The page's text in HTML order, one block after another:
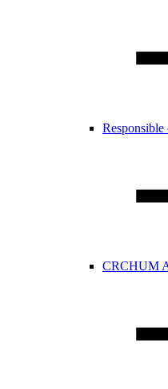
Responsible
CRCHUM